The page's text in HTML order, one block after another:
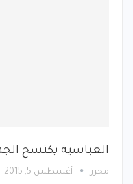
العباسية يكتسح
محرر أغسطس 5, 2015